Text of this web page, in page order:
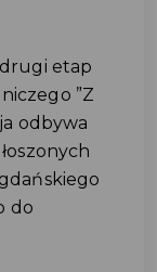
etap
”Z
odbywa
do